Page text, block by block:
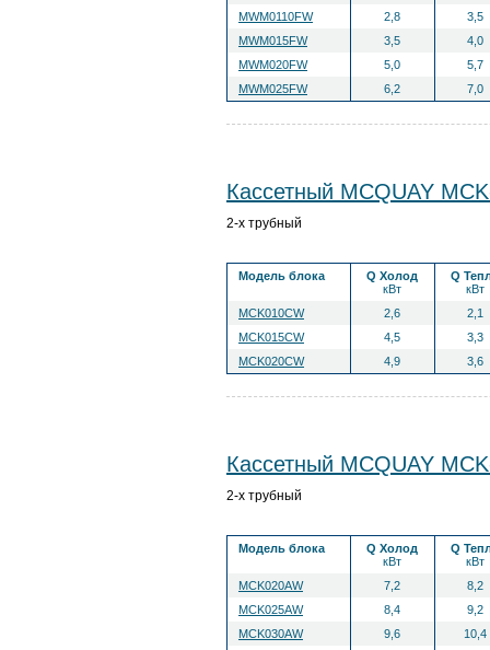
MWM0110FW
2,8
3,5
MWM015FW
3,5
4,0
MWM020FW
5,0
5,7
MWM025FW
6,2 7,0
Кассетный MCQUAY
2-х трубный
Модель блока
Q Холод
кВт
Q
кВт
MCK010CW
2,6
2,1
MCK015CW
4,5
3,3
MCK020CW
4,9 3,6
Кассетный MCQUAY
2-х трубный
Модель блока
Q Холод
кВт
Q
кВт
MCK020AW
7,2
8,2
MCK025AW
8,4
9,2
MCK030AW
9,6
10,4